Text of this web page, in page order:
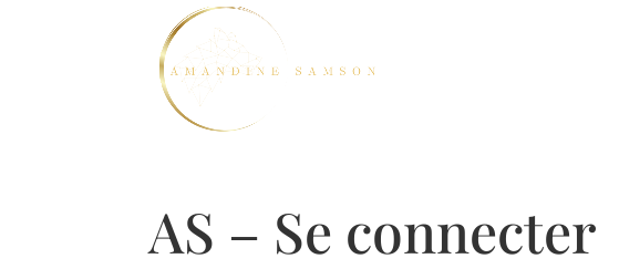
AS – Se connecter